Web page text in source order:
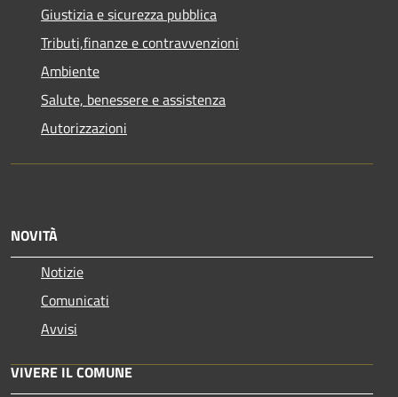
Giustizia e sicurezza pubblica
Tributi,finanze e contravvenzioni
Ambiente
Salute, benessere e assistenza
Autorizzazioni
NOVITÀ
Notizie
Comunicati
Avvisi
VIVERE IL COMUNE